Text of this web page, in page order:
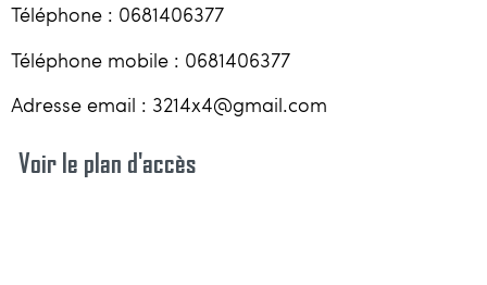
Téléphone : 0681406377
Téléphone mobile : 0681406377
Adresse email : 3214x4@gmail.com
Voir le plan d'accès